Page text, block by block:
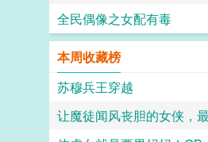
全民偶像之女配有毒
本周收藏榜
苏穆兵王穿越